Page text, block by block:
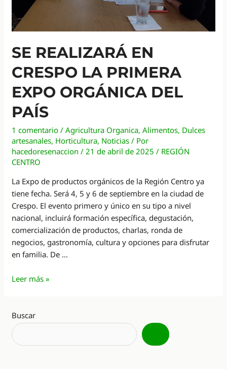
SE REALIZARÁ EN
CRESPO LA PRIMERA
EXPO ORGÁNICA DEL
PAÍS
1 comentario /Agricultura Organica,Alimentos, Dulces
artesanales, Horticultura, Noticias / Por
hacedoresenaccion /21 de abril de 2025 / REGIÓN
CENTRO
La Expo de productos orgánicos de la Región Centro ya
tiene fecha. Será 4, 5 y 6 de septiembre en la ciudad de
Crespo. El evento primero y único en su tipo a nivel
nacional, incluirá formación específica, degustación,
comercialización de productos, charlas, ronda de
negocios, gastronomía, cultura y opciones para disfrutar
en familia. De …
Se
Crespo
la
primera
Leer más »
Buscar